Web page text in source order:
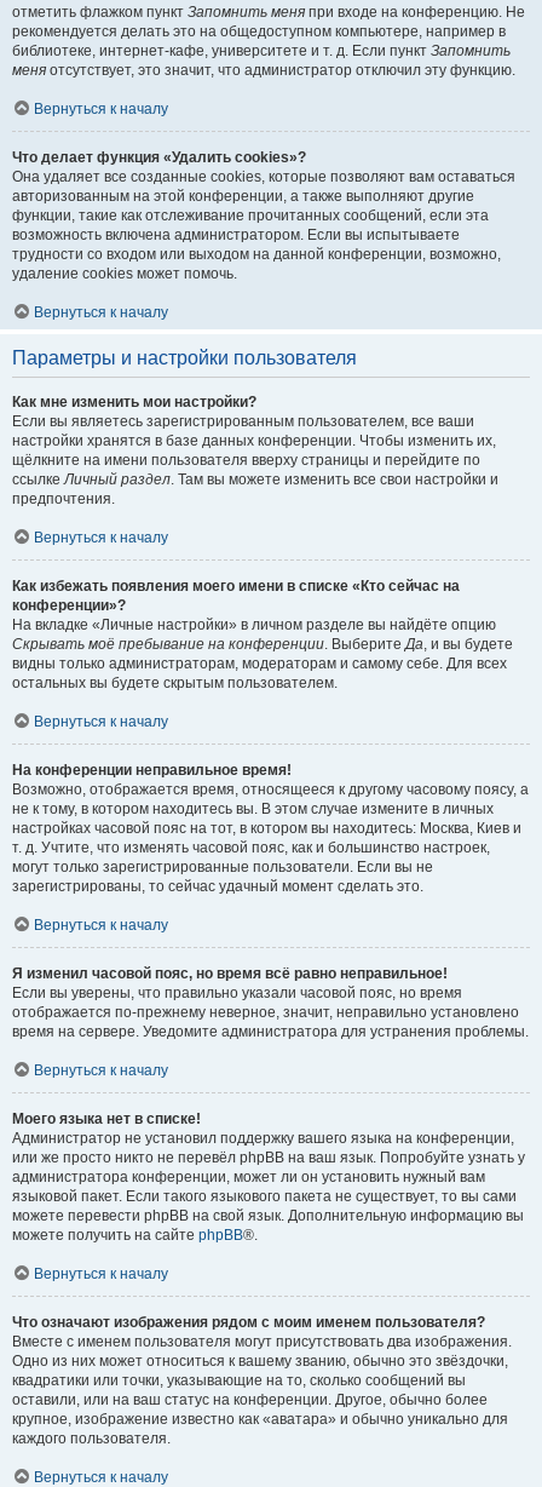
отметить флажком пункт Запомнить меня при входе на конференцию. Не
рекомендуется делать это на общедоступном компьютере, например в
библиотеке, интернет-кафе, университете и т. д. Если пункт Запомнить
меня отсутствует, это значит, что администратор отключил эту функцию.
Вернуться к началу
Что делает функция «Удалить cookies»?
Она удаляет все созданные cookies, которые позволяют вам оставаться
авторизованным на этой конференции, а также выполняют другие
функции, такие как отслеживание прочитанных сообщений, если эта
возможность включена администратором. Если вы испытываете
трудности со входом или выходом на данной конференции, возможно,
удаление cookies может помочь.
Вернуться к началу
Параметры и настройки пользователя
Как мне изменить мои настройки?
Если вы являетесь зарегистрированным пользователем, все ваши
настройки хранятся в базе данных конференции. Чтобы изменить их,
щёлкните на имени пользователя вверху страницы и перейдите по
ссылкеЛичный раздел. Там вы можете изменить все свои настройки и
предпочтения.
Вернуться к началу
Как избежать появления моего имени в списке «Кто сейчас на
конференции»?
На вкладке «Личные настройки» в личном разделе вы найдёте опцию
Скрывать моё пребывание на конференции. ВыберитеДа, и вы будете
видны только администраторам, модераторам и самому себе. Для всех
остальных вы будете скрытым пользователем.
Вернуться к началу
На конференции неправильное время!
Возможно, отображается время, относящееся к другому часовому поясу, а
не к тому, в котором находитесь вы. В этом случае измените в личных
настройках часовой пояс на тот, в котором вы находитесь: Москва, Киев и
т. д. Учтите, что изменять часовой пояс, как и большинство настроек,
могут только зарегистрированные пользователи. Если вы не
зарегистрированы, то сейчас удачный момент сделать это.
Вернуться к началу
Я изменил часовой пояс, но время всё равно неправильное!
Если вы уверены, что правильно указали часовой пояс, но время
отображается по-прежнему неверное, значит, неправильно установлено
время на сервере. Уведомите администратора для устранения проблемы.
Вернуться к началу
Моего языка нет в списке!
Администратор не установил поддержку вашего языка на конференции,
или же просто никто не перевёл phpBB на ваш язык. Попробуйте узнать у
администратора конференции, может ли он установить нужный вам
языковой пакет. Если такого языкового пакета не существует, то вы сами
можете перевести phpBB на свой язык. Дополнительную информацию вы
можете получить на сайте phpBB®.
Вернуться к началу
Что означают изображения рядом с моим именем пользователя?
Вместе с именем пользователя могут присутствовать два изображения.
Одно из них может относиться к вашему званию, обычно это звёздочки,
квадратики или точки, указывающие на то, сколько сообщений вы
оставили, или на ваш статус на конференции. Другое, обычно более
крупное, изображение известно как «аватара» и обычно уникально для
каждого пользователя.
Вернуться к началу